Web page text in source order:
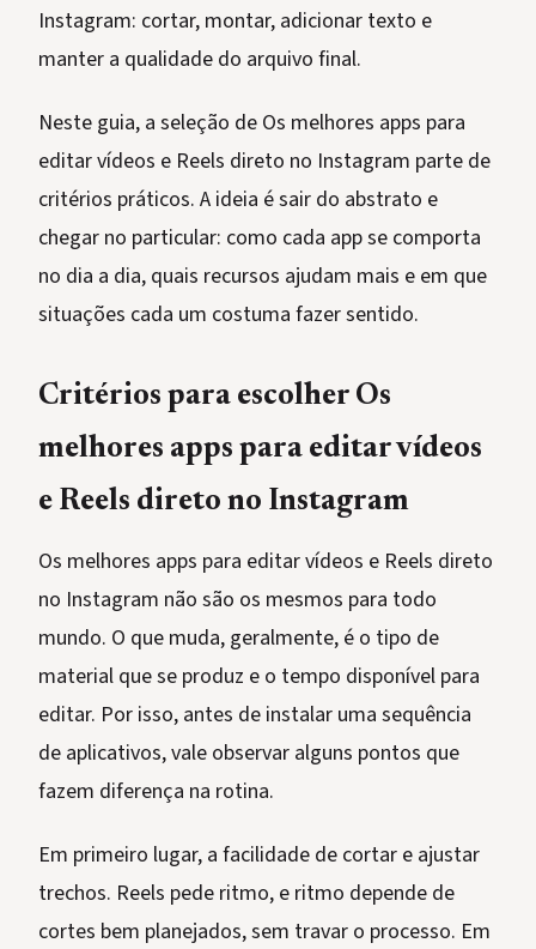
Instagram: cortar, montar, adicionar texto e
manter a qualidade do arquivo final.
Neste guia, a seleção de Os melhores apps para
editar vídeos e Reels direto no Instagram parte de
critérios práticos. A ideia é sair do abstrato e
chegar no particular: como cada app se comporta
no dia a dia, quais recursos ajudam mais e em que
situações cada um costuma fazer sentido.
Critérios para escolher Os
melhores apps para editar vídeos
e Reels direto no Instagram
Os melhores apps para editar vídeos e Reels direto
no Instagram não são os mesmos para todo
mundo. O que muda, geralmente, é o tipo de
material que se produz e o tempo disponível para
editar. Por isso, antes de instalar uma sequência
de aplicativos, vale observar alguns pontos que
fazem diferença na rotina.
Em primeiro lugar, a facilidade de cortar e ajustar
trechos. Reels pede ritmo, e ritmo depende de
cortes bem planejados, sem travar o processo. Em